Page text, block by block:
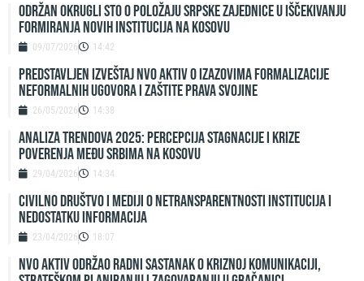
ODRŽAN OKRUGLI STO O POLOŽAJU SRPSKE ZAJEDNICE U IŠČEKIVANJU
FORMIRANJA NOVIH INSTITUCIJA NA KOSOVU
09/07/2026 14:42
Predstavljen izveštaj NVO Aktiv o izazovima formalizacije
neformalnih ugovora i zaštite prava svojine
26/05/2026 14:38
ANALIZA TRENDOVA 2025: PERCEPCIJA STAGNACIJE I KRIZE
POVERENJA MEĐU SRBIMA NA KOSOVU
29/04/2026 14:34
Civilno društvo i mediji o netransparentnosti institucija i
nedostatku informacija
23/04/2026 18:07
NVO Aktiv održao radni sastanak o kriznoj komunikaciji,